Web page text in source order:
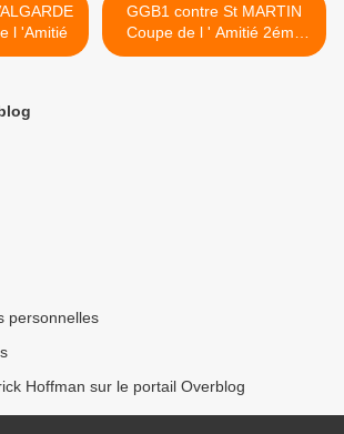
l 'Amitié
GGB1 contre St MARTIN
Coupe de l ' Amitié 2éme
Division >
personnelles
Hoffman sur le portail Overblog